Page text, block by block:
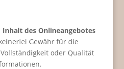
Inhalt des Onlineangebotes
Gewähr für die
oder Qualität